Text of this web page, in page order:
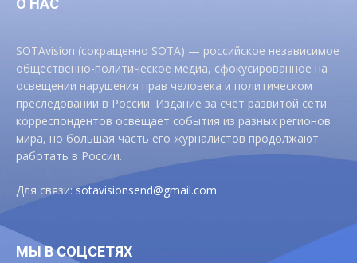
О НАС
SOTAvision (сокращенно SOTA) — российское независимое
общественно-политическое медиа, сфокусированное на
освещении нарушения прав человека и политическом
преследовании в России. Издание за счет развитой сети
корреспондентов освещает события из разных регионов
мира, но большая часть его журналистов продолжают
работать в России.
Для связи:sotavisionsend@gmail.com
МЫ В СОЦСЕТЯХ